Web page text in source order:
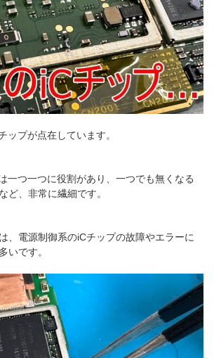
ップが点在しています。
一つ一つに役割があり、一つでも無くなる
ど、非常に繊細です。
、電源制御系のiCチップの故障やエラーに
いです。